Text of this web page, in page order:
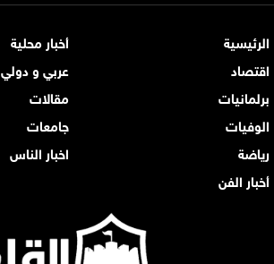
الرئيسية
أخبار محلية
اقتصاد
عربي و دولي
برلمانيات
مقالات
الوفيات
جامعات
رياضة
اخبار الناس
أخبار الفن